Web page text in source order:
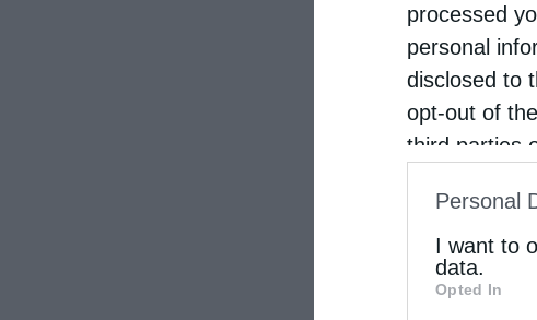
processed
personal
disclosed to
opt-out of
third parties
IAB’s List
other third
Personal
I want to
data.
Opted In